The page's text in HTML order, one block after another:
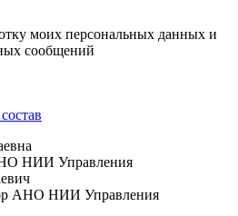
моих персональных данных и
сообщений
НИИ Управления
АНО НИИ Управления